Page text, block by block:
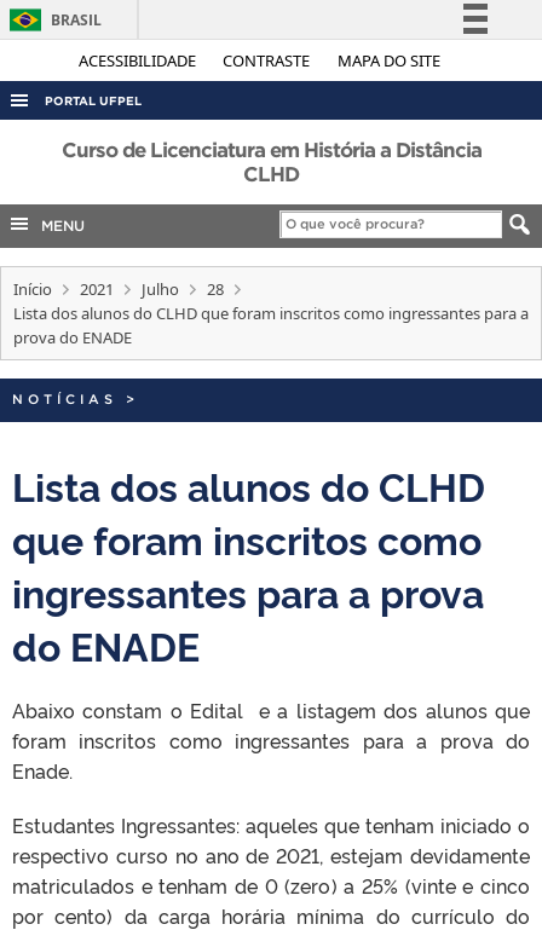
ACESSIBILIDADE CONTRASTE MAPA DO SITE
BRASIL
Simplifique!
Legislação
Canais
PORTAL UFPEL
ACESSO À INFORMAÇÃO
COBALTO
CONCURSOS
EDITAIS
INTERNACIONAL
Curso de Licenciatura em História a Distância
CLHD
MENU
Início 2021 Julho
28
Lista dos alunos do CLHD que foram inscritos como ingressantes para a
prova do ENADE
NOTÍCIAS >
Lista dos alunos do CLHD
que foram inscritos como
ingressantes para a prova
do ENADE
Abaixo constam o Edital e a listagem dos alunos que
foram inscritos como ingressantes para a prova do
Enade.
Estudantes Ingressantes: aqueles que tenham iniciado o
respectivo curso no ano de 2021, estejam devidamente
matriculados e tenham de 0 (zero) a 25% (vinte e cinco
por cento) da carga horária mínima do currículo do